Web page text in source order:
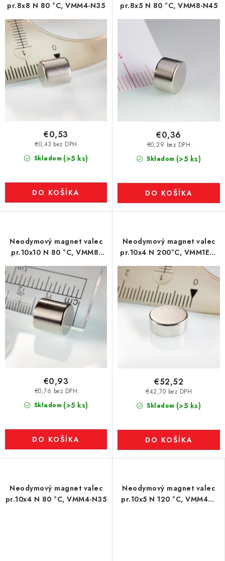
pr.8x8 N 80 °C, VMM4-N35
Skladom (>5 ks)
€0,43 bez DPH
€0,53
DO KOŠÍKA
pr.8x5 N 80 °C, VMM8-N45
Skladom (>5 ks)
€0,29 bez DPH
€0,36
DO KOŠÍKA
Neodymový magnet valec
pr.10x10 N 80 °C, VMM8-
N45
Skladom (>5 ks)
€0,76 bez DPH
€0,93
DO KOŠÍKA
Neodymový magnet valec
pr.10x4 N 200°C, VMM1EH-
N25EH
Skladom (>5 ks)
€42,70 bez DPH
€52,52
DO KOŠÍKA
Neodymový magnet valec
pr.10x4 N 80 °C, VMM4-N35
Neodymový magnet valec
pr.10x5 N 120 °C, VMM4H-